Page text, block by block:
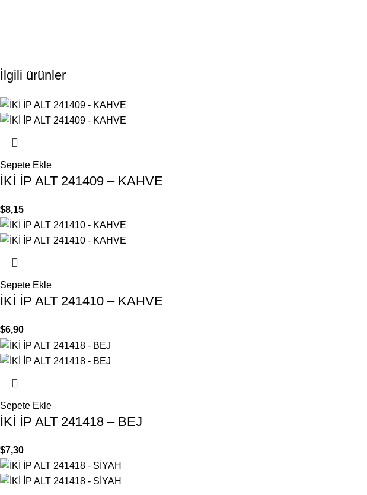
İlgili ürünler
Sepete Ekle
İKİ İP ALT 241409 – KAHVE
$8,15
Sepete Ekle
İKİ İP ALT 241410 – KAHVE
$6,90
Sepete Ekle
İKİ İP ALT 241418 – BEJ
$7,30